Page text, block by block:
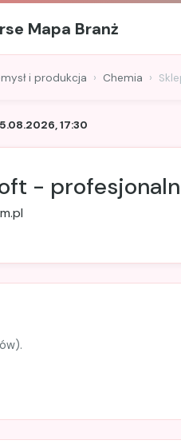
Mapa Branż
i produkcja Chemia
17:30
-